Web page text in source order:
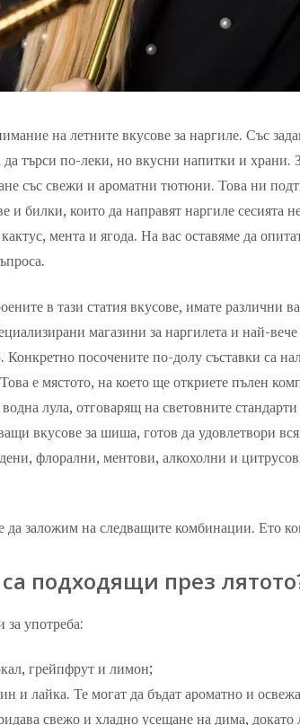
на летните вкусове за наргиле. Със
да търси по-леки, но вкусни напитки и храни.
със свежи и ароматни тютюни. Това ни
билки, които да направят наргиле сесията
мента и ягода. На вас оставяме да
в тази статия вкусове, имате различни
магазини за наргилета и най-
Конкретно посочените по-долу съставки са
е мястото, на което ще откриете пълен
лула, отговарящ на световните стандарти
вкусове за шиша, готов да удовлетвори
флорални, ментови, алкохолни и
заложим на следващите комбинации. Ето
подходящи през
за употреба:
грейпфрут и лимон;
и лайка. Те могат да бъдат ароматно и
свежо и хладно усещане на дима, докато